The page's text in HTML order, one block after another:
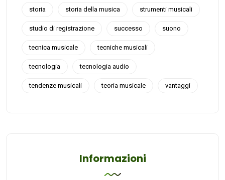
storia storia della musica strumenti musicali
studio di registrazione successo suono
tecnica musicale tecniche musicali
tecnologia tecnologia audio
tendenze musicali teoria musicale vantaggi
Informazioni